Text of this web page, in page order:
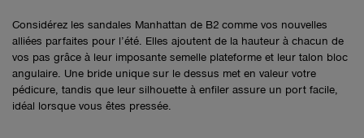
Considérez les sandales Manhattan de B2 comme vos nouvelles
alliées parfaites pour l’été. Elles ajoutent de la hauteur à chacun de
vos pas grâce à leur imposante semelle plateforme et leur talon bloc
angulaire. Une bride unique sur le dessus met en valeur votre
pédicure, tandis que leur silhouette à enfiler assure un port facile,
idéal lorsque vous êtes pressée.